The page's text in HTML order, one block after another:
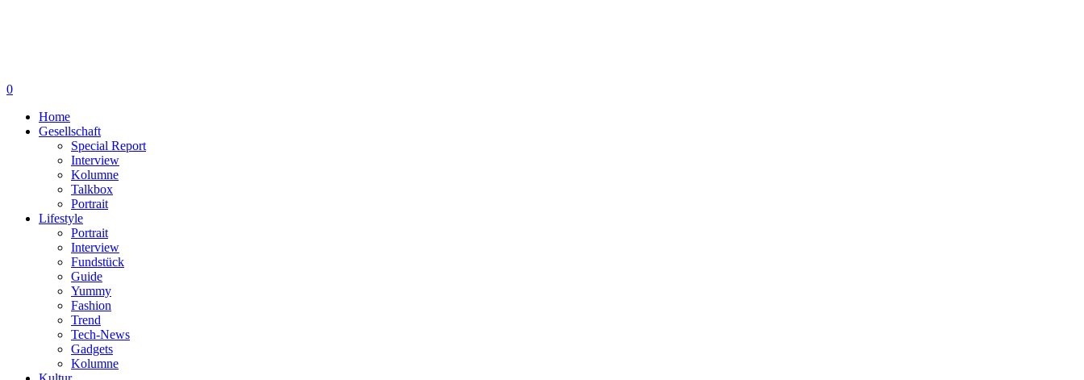
0
Home
Gesellschaft
Special Report
Interview
Kolumne
Talkbox
Portrait
Lifestyle
Portrait
Interview
Fundstück
Guide
Yummy
Fashion
Trend
Tech-News
Gadgets
Kolumne